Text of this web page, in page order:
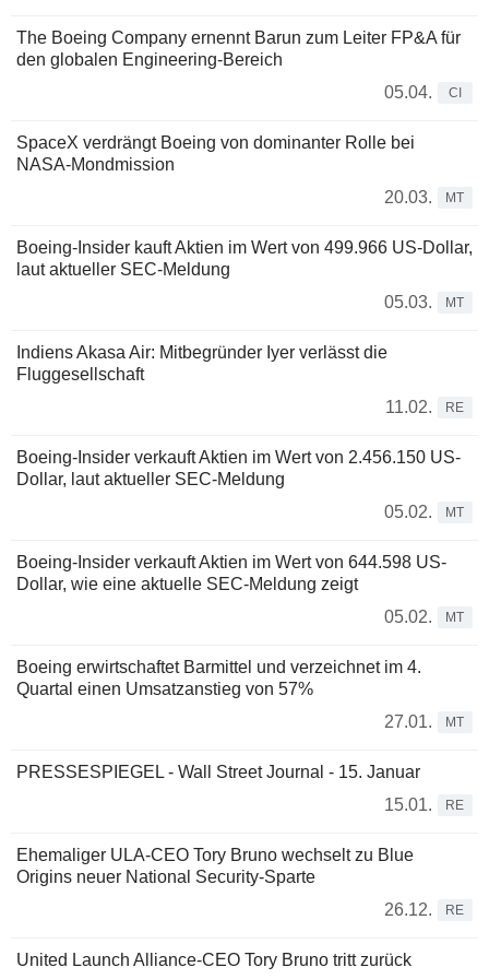
The Boeing Company ernennt Barun zum Leiter FP&A für
den globalen Engineering-Bereich
05.04.
CI
SpaceX verdrängt Boeing von dominanter Rolle bei
NASA-Mondmission
20.03.
MT
Boeing-Insider kauft Aktien im Wert von 499.966 US-Dollar,
laut aktueller SEC-Meldung
05.03.
MT
Indiens Akasa Air: Mitbegründer Iyer verlässt die
Fluggesellschaft
11.02.
RE
Boeing-Insider verkauft Aktien im Wert von 2.456.150 US-
Dollar, laut aktueller SEC-Meldung
05.02.
MT
Boeing-Insider verkauft Aktien im Wert von 644.598 US-
Dollar, wie eine aktuelle SEC-Meldung zeigt
05.02.
MT
Boeing erwirtschaftet Barmittel und verzeichnet im 4.
Quartal einen Umsatzanstieg von 57%
27.01.
MT
PRESSESPIEGEL - Wall Street Journal - 15. Januar
15.01.
RE
Ehemaliger ULA-CEO Tory Bruno wechselt zu Blue
Origins neuer National Security-Sparte
26.12.
RE
United Launch Alliance-CEO Tory Bruno tritt zurück